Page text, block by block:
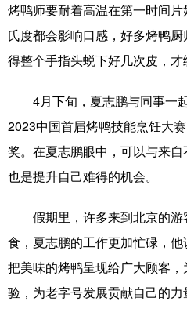
四川 贵州
陕西 甘肃
多语种频道
English Español
Deutsch Português
烤鸭师要耐着高温在第一时间
氏度都会影响口感，好多烤鸭
得整个手指头蜕下好几次皮，才
4月下旬，夏志鹏与同事一
2023中国首届烤鸭技能烹饪大
奖。在夏志鹏眼中，可以与来
也是提升自己难得的机会。
假期里，许多来到北京的游
食，夏志鹏的工作更加忙碌，他
把美味的烤鸭呈现给广大顾客
验，为老字号发展贡献自己的力